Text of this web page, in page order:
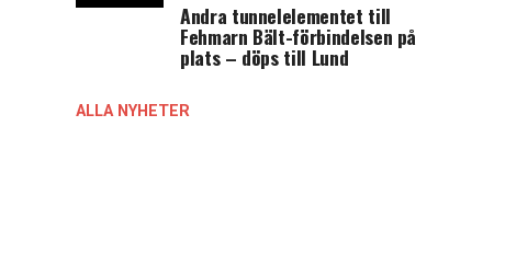
Andra tunnelelementet till
Fehmarn Bält-förbindelsen på
plats – döps till Lund
ALLA NYHETER